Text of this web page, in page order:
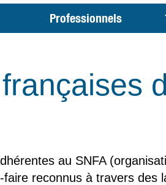
Professionnels
au SNFA
reconnus à travers des